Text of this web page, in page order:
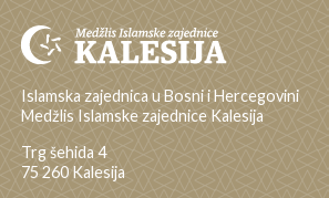
Islamska zajednica u Bosni i Hercegovini
Medžlis Islamske zajednice Kalesija
Trg šehida 4
75 260 Kalesija